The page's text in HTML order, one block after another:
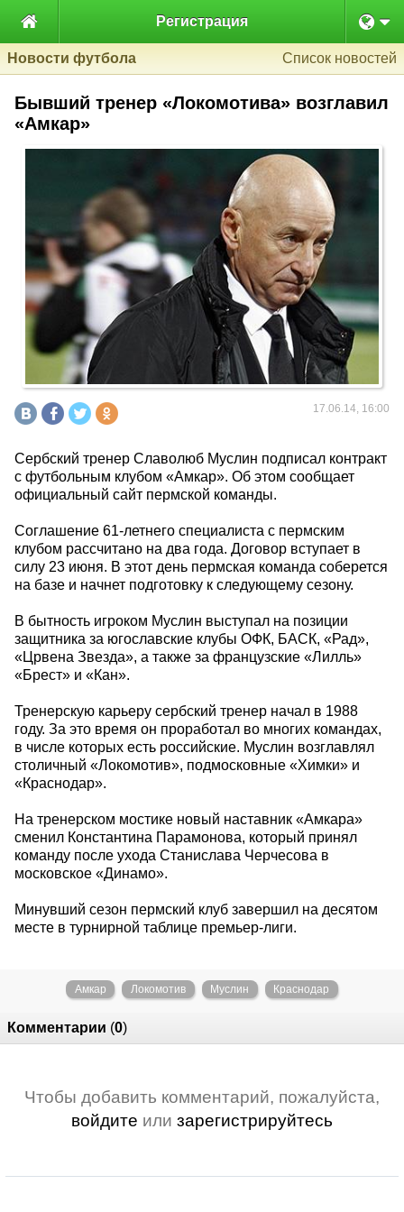
 Регистрация
Новости футбола Список новостей
Бывший тренер «Локомотива» возглавил
«Амкар»
17.06.14, 16:00
Сербский тренер Славолюб Муслин подписал контракт
с футбольным клубом «Амкар». Об этом сообщает
официальный сайт пермской команды.
Соглашение 61-летнего специалиста с пермским
клубом рассчитано на два года. Договор вступает в
силу 23 июня. В этот день пермская команда соберется
на базе и начнет подготовку к следующему сезону.
В бытность игроком Муслин выступал на позиции
защитника за югославские клубы ОФК, БАСК, «Рад»,
«Црвена Звезда», а также за французские «Лилль»
«Брест» и «Кан».
Тренерскую карьеру сербский тренер начал в 1988
году. За это время он проработал во многих командах,
в числе которых есть российские. Муслин возглавлял
столичный «Локомотив», подмосковные «Химки» и
«Краснодар».
На тренерском мостике новый наставник «Амкара»
сменил Константина Парамонова, который принял
команду после ухода Станислава Черчесова в
московское «Динамо».
Минувший сезон пермский клуб завершил на десятом
месте в турнирной таблице премьер-лиги.
Амкар Локомотив Муслин Краснодар
Комментарии (0)
Чтобы добавить комментарий, пожалуйста,
войдите или зарегистрируйтесь